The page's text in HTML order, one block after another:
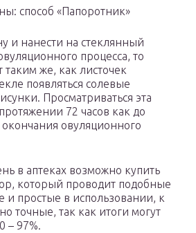
способ «Папоротник»
и нанести на стеклянный
процесса, то
же, как листочек
появляться солевые
Просматриваться эта
72 часов как до
окончания овуляционного
в аптеках возможно купить
который проводит подобные
и простые в использовании, к
точные, так как итоги могут
– 97%.